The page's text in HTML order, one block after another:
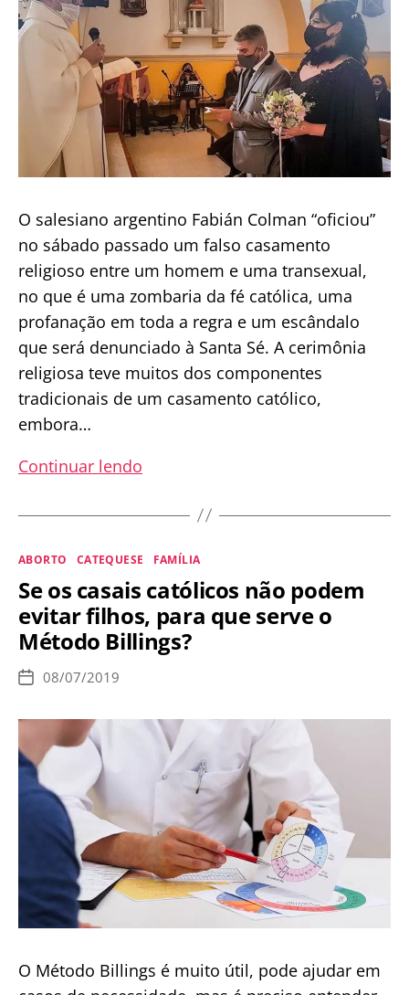
O salesiano argentino Fabián Colman “oficiou”
no sábado passado um falso casamento
religioso entre um homem e uma transexual,
no que é uma zombaria da fé católica, uma
profanação em toda a regra e um escândalo
que será denunciado à Santa Sé. A cerimônia
religiosa teve muitos dos componentes
tradicionais de um casamento católico,
embora…
Continuar lendo
profana
sacramento
ao
oficiar
falso
entre
homem
transexual
Categorias
ABORTO CATEQUESE FAMÍLIA
Se os casais católicos não podem
evitar filhos, para que serve o
Método Billings?
Data
publicação
08/07/2019
O Método Billings é muito útil, pode ajudar em